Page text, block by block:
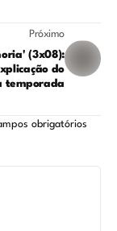
Próximo
(3x08):
do
temporada
obrigatórios